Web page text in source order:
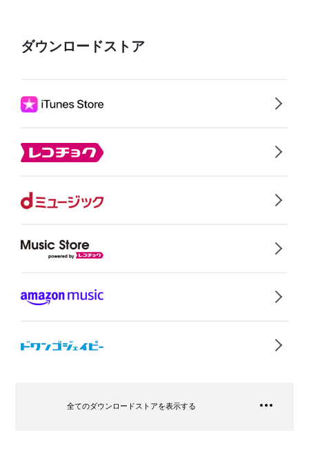
ダウンロードストア
全てのダウンロードストアを表示する